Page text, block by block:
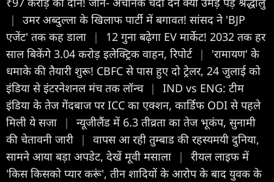
|
उमर अब्दुल्ला के खिलाफ पार्टी में बगावत! सांसद ने 'BJP
एजेंट' तक कह डाला
|
12 गुना बढ़ेगा EV मार्केट! 2032 तक हर
साल बिकेंगे 3.04 करोड़ इलेक्ट्रिक वाहन, रिपोर्ट |
'रामायण' के
धमाके की तैयारी शुरू! CBFC से पास हुए दो ट्रेलर, 24 जुलाई को
इंडिया से इंटरनेशनल मंच तक लॉन्च |
IND vs ENG: टीम
इंडिया के तेज गेंदबाज पर ICC का एक्शन, कार्ड‍िफ ODI से पहले
मिली ये सजा
|
न्यूजीलैंड में 6.3 तीव्रता का तेज भूकंप, सुनामी
की चेतावनी जारी
|
वापस आ रही तुम्बाड की रहस्यमयी दुनिया,
सामने आया बड़ा अपडेट, देखें मूवी मसाला
|
रीयल लाइफ में
'किस किसको प्यार करूं', तीन शादियों के आरोप के बाद युवक के